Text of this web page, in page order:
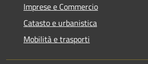
Imprese e Commercio
Catasto e urbanistica
Mobilità e trasporti